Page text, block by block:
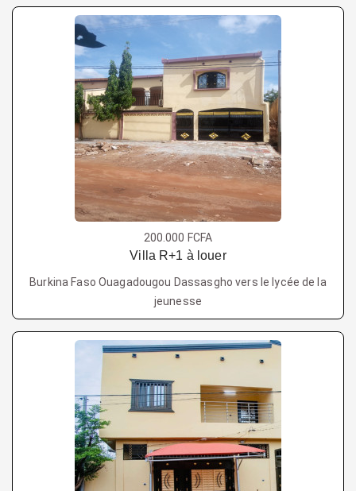
200.000 FCFA
Villa R+1 à louer
Burkina Faso Ouagadougou Dassasgho vers le lycée de la
jeunesse